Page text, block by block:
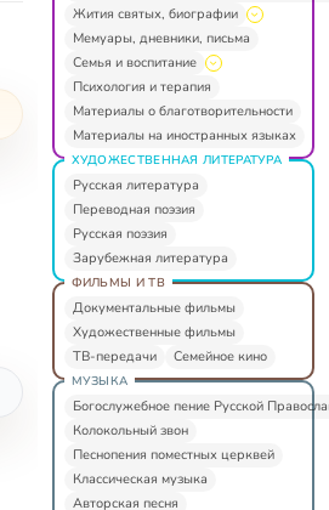
Жития святых, биографии
Мемуары, дневники, письма
Семья и воспитание
Психология и терапия
Материалы о благотворительности
Материалы на иностранных языках
ХУДОЖЕСТВЕННАЯ ЛИТЕРАТУРА
Русская литература
Переводная поэзия
Русская поэзия
Зарубежная литература
ФИЛЬМЫ И ТВ
Документальные фильмы
Художественные фильмы
ТВ-передачи
Семейное кино
МУЗЫКА
Богослужебное пение Русской
Колокольный звон
Песнопения поместных церквей
Классическая музыка
Авторская песня